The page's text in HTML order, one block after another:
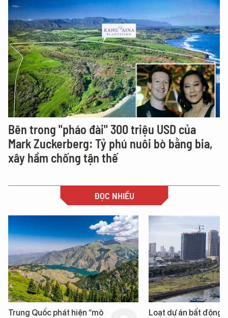
Bên trong "pháo đài" 300 triệu USD của
Mark Zuckerberg: Tỷ phú nuôi bò bằng bia,
xây hầm chống tận thế
ĐỌC NHIỀU
Loạt dự án bất động sản ở
Nga xây dựng hơn